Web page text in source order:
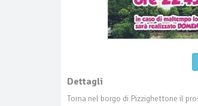
Dettagli
Torna nel borgo di Pizzighettone il